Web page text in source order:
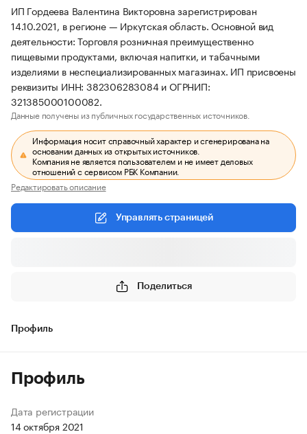
ИП Гордеева Валентина Викторовна зарегистрирован
14.10.2021, в регионе — Иркутская область. Основной вид
деятельности: Торговля розничная преимущественно
пищевыми продуктами, включая напитки, и табачными
изделиями в неспециализированных магазинах. ИП присвоены
реквизиты ИНН: 382306283084 и ОГРНИП:
321385000100082.
Данные получены из публичных государственных источников.
Информация носит справочный характер и сгенерирована на
основании данных из открытых источников.
Компания не является пользователем и не имеет деловых
отношений с сервисом РБК Компании.
Редактировать описание
Управлять страницей
Поделиться
Профиль
Профиль
Дата регистрации
14 октября 2021